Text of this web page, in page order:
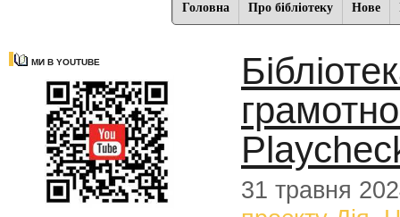
Головна Про бібліотеку Нове
МИ В YOUTUBE
31 травня